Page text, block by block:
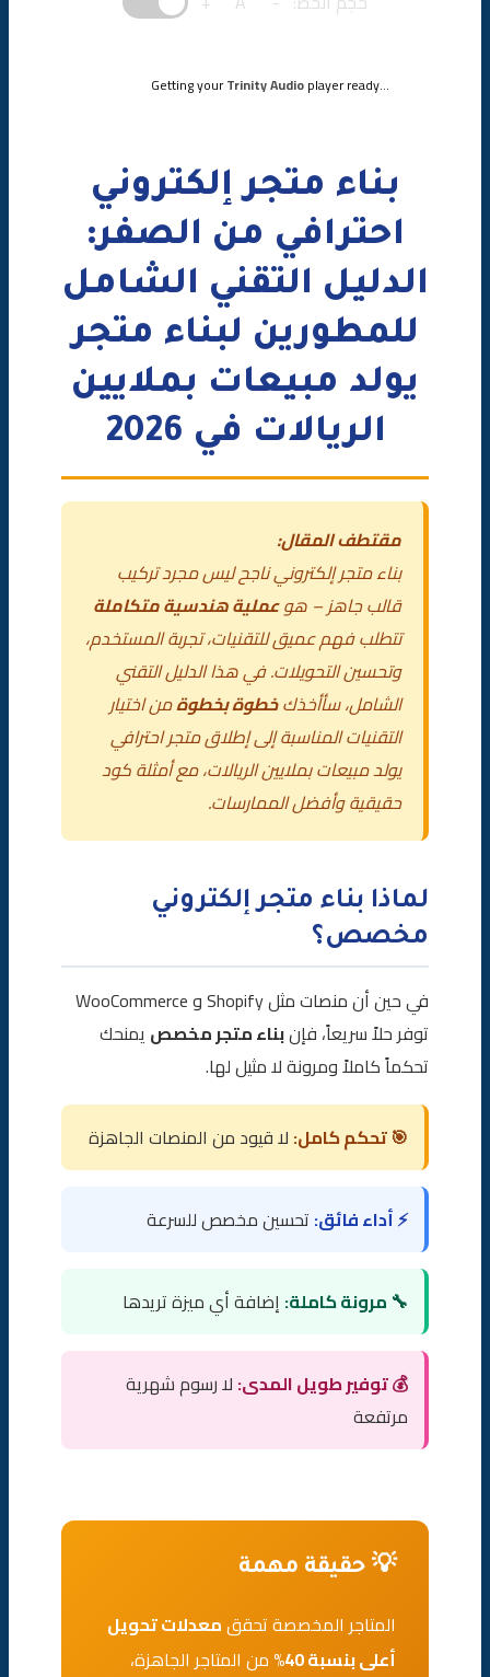
Getting yourTrinity Audioplayer ready...
بناء متجر إلكتروني
احترافي من الصفر:
الدليل التقني الشامل
للمطورين لبناء متجر
يولد مبيعات بملايين
الريالات في 2026
مقتطف المقال:
بناء متجر إلكتروني ناجح ليس مجرد تركيب
قالب جاهز – هوعملية هندسية متكاملة
تتطلب فهم عميق للتقنيات، تجربة المستخدم،
وتحسين التحويلات. في هذا الدليل التقني
الشامل، سأأخذكخطوة بخطوةمن اختيار
التقنيات المناسبة إلى إطلاق متجر احترافي
يولد مبيعات بملايين الريالات، مع أمثلة كود
حقيقية وأفضل الممارسات.
لماذا بناء متجر إلكتروني
مخصص؟
في حين أن منصات مثل Shopify و WooCommerce
توفر حلاً سريعاً، فإنبناء متجر مخصص يمنحك
تحكماً كاملاً ومرونة لا مثيل لها.
🎯 تحكم كامل: لا قيود من المنصات الجاهزة
⚡ أداء فائق: تحسين مخصص للسرعة
🔧 مرونة كاملة: إضافة أي ميزة تريدها
💰 توفير طويل المدى: لا رسوم شهرية
مرتفعة
💡 حقيقة مهمة
المتاجر المخصصة تحققمعدلات تحويل
أعلى بنسبة 40%
من المتاجر الجاهزة،
💻 مثال: تكامل Moyasar
💻 مثال: تحسين استعلام المنتجات
المرحلة 6: تحسين محركات البحث (SEO)
🔍 استراتيجيات SEO للمتاجر
💻 مثال: Schema.org للمنتج
المرحلة 7: الأمان والحماية
🔒 استراتيجيات الأمان
المرحلة 8: الاختبار والنشر
🧪 استراتيجيات الاختبار
دراسة حالة: متجر إلكتروني سعودي يحقق 2 مليون ريال
الاستراتيجية المطبقة
النتائج بعد 12 شهراً
الدرس المستفاد
قائمة التحقق (Checklist) لبناء متجر ناجح
✅ استخدم هذه القائمة:
مؤسسة الصقر للتسويق الرقمي وخدمات بناء المتاجر
الإلكترونية
الخلاصة
الأسئلة الشائعة (FAQ)